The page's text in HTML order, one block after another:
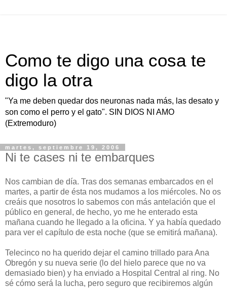
Como te digo una cosa te
digo la otra
"Ya me deben quedar dos neuronas nada más, las desato y
son como el perro y el gato". SIN DIOS NI AMO
(Extremoduro)
martes, septiembre 19, 2006
Ni te cases ni te embarques
Nos cambian de día. Tras dos semanas embarcados en el
martes, a partir de ésta nos mudamos a los miércoles. No os
creáis que nosotros lo sabemos con más antelación que el
público en general, de hecho, yo me he enterado esta
mañana cuando he llegado a la oficina. Y ya había quedado
para ver el capítulo de esta noche (que se emitirá mañana).
Telecinco no ha querido dejar el camino trillado para Ana
Obregón y su nueva serie (lo del hielo parece que no va
demasiado bien) y ha enviado a Hospital Central al ring. No
sé cómo será la lucha, pero seguro que recibiremos algún